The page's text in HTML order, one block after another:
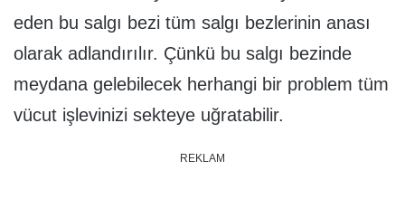
eden bu salgı bezi tüm salgı bezlerinin anası
olarak adlandırılır. Çünkü bu salgı bezinde
meydana gelebilecek herhangi bir problem tüm
vücut işlevinizi sekteye uğratabilir.
REKLAM